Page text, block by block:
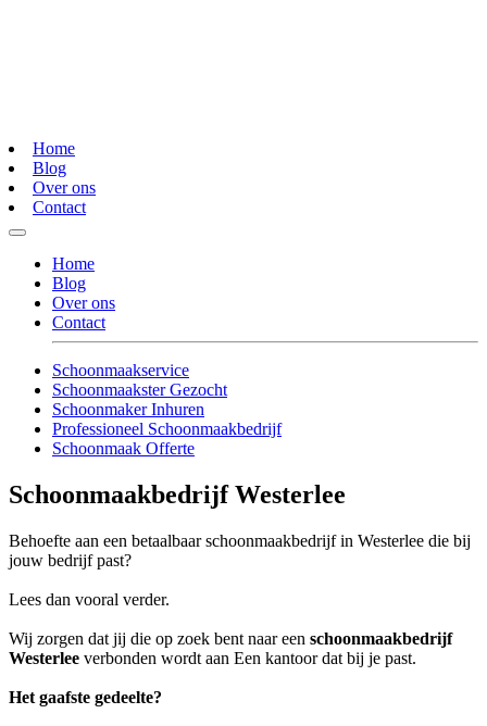
Home
Blog
Over ons
Contact
Home
Blog
Over ons
Contact
Schoonmaakservice
Schoonmaakster Gezocht
Schoonmaker Inhuren
Professioneel Schoonmaakbedrijf
Schoonmaak Offerte
Schoonmaakbedrijf Westerlee
Behoefte aan een betaalbaar schoonmaakbedrijf in Westerlee die bij
jouw bedrijf past?
Lees dan vooral verder.
Wij zorgen dat jij die op zoek bent naar een schoonmaakbedrijf
Westerlee verbonden wordt aan Een kantoor dat bij je past.
Het gaafste gedeelte?